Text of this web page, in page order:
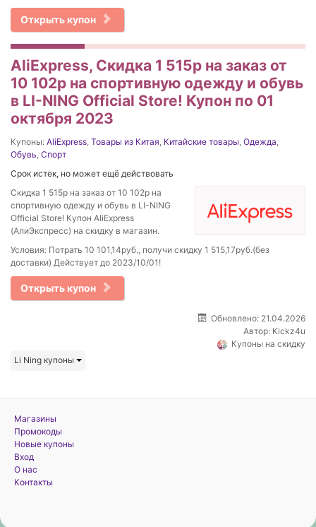
Открыть купон
AliExpress, Скидка 1 515р на заказ от
10 102р на спортивную одежду и обувь
в LI-NING Official Store! Купон по 01
октября 2023
Купоны: AliExpress, Товары из Китая, Китайские товары, Одежда,
Обувь, Спорт
Срок истек, но может ещё действовать
Скидка 1 515р на заказ от 10 102р на
спортивную одежду и обувь в LI-NING
Official Store! Купон AliExpress
(АлиЭкспресс) на скидку в магазин.
Условия: Потрать 10 101,14руб., получи скидку 1 515,17руб.(без
доставки) Действует до 2023/10/01!
Открыть купон
Обновлено: 21.04.2026
Автор: Kickz4u
Купоны на скидку
Li Ning купоны
Магазины
Промокоды
Новые купоны
Вход
О нас
Контакты